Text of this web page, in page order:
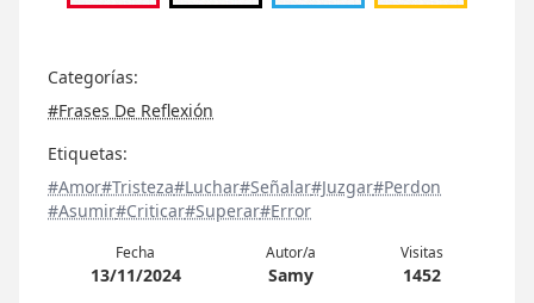
Categorías:
#Frases De Reflexión
Etiquetas:
#Amor#Tristeza#Luchar#Señalar#Juzgar#Perdon
#Asumir#Criticar#Superar#Error
Fecha
13/11/2024
Autor/a
Samy
Visitas
1452